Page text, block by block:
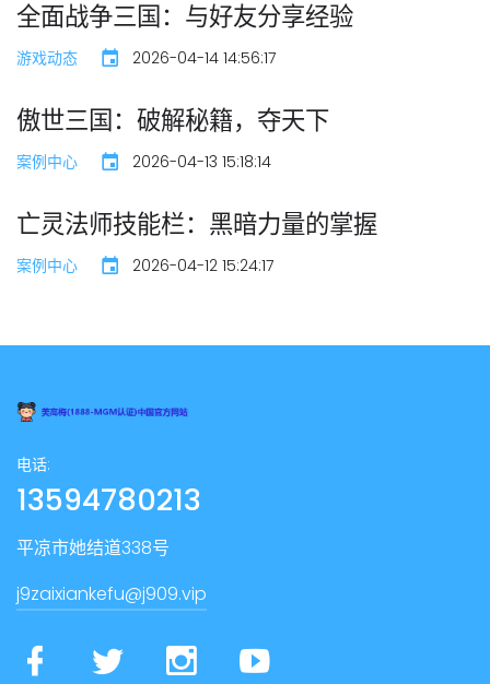
全面战争三国：与好友分享经验
游戏动态 2026-04-14 14:56:17
傲世三国：破解秘籍，夺天下
案例中心 2026-04-13 15:18:14
亡灵法师技能栏：黑暗力量的掌握
案例中心 2026-04-12 15:24:17
电话:
13594780213
平凉市她结道338号
j9zaixiankefu@j909.vip